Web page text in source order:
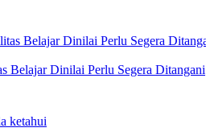
Belajar Dinilai Perlu Segera Ditangani
ketahui